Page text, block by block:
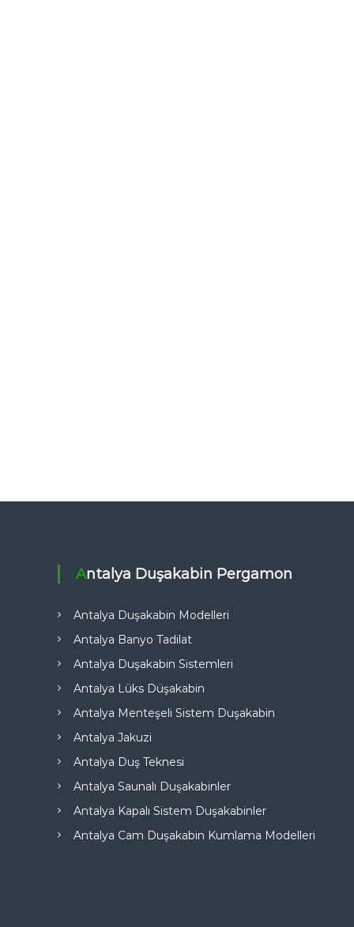
Antalya Duşakabin Pergamon
Antalya Duşakabin Modelleri
Antalya Banyo Tadilat
Antalya Duşakabin Sistemleri
Antalya Lüks Düşakabin
Antalya Menteşeli Sistem Duşakabin
Antalya Jakuzi
Antalya Duş Teknesi
Antalya Saunalı Duşakabinler
Antalya Kapalı Sistem Duşakabinler
Antalya Cam Duşakabin Kumlama Modelleri